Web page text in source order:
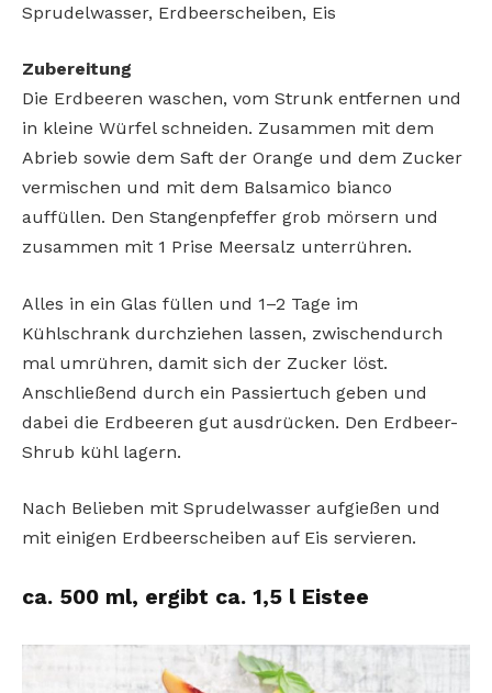
Sprudelwasser, Erdbeerscheiben, Eis
Zubereitung
Die Erdbeeren waschen, vom Strunk entfernen und
in kleine Würfel schneiden. Zusammen mit dem
Abrieb sowie dem Saft der Orange und dem Zucker
vermischen und mit dem Balsamico bianco
auffüllen. Den Stangenpfeffer grob mörsern und
zusammen mit 1 Prise Meersalz unterrühren.
Alles in ein Glas füllen und 1–2 Tage im
Kühlschrank durchziehen lassen, zwischendurch
mal umrühren, damit sich der Zucker löst.
Anschließend durch ein Passiertuch geben und
dabei die Erdbeeren gut ausdrücken. Den Erdbeer-
Shrub kühl lagern.
Nach Belieben mit Sprudelwasser aufgießen und
mit einigen Erdbeerscheiben auf Eis servieren.
ca. 500 ml, ergibt ca. 1,5 l Eistee